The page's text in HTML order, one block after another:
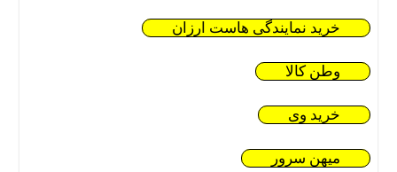
خرید نمایندگی هاست ارزان
وطن کالا
خرید وی
میهن سرور